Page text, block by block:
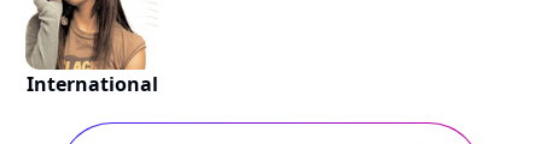
International